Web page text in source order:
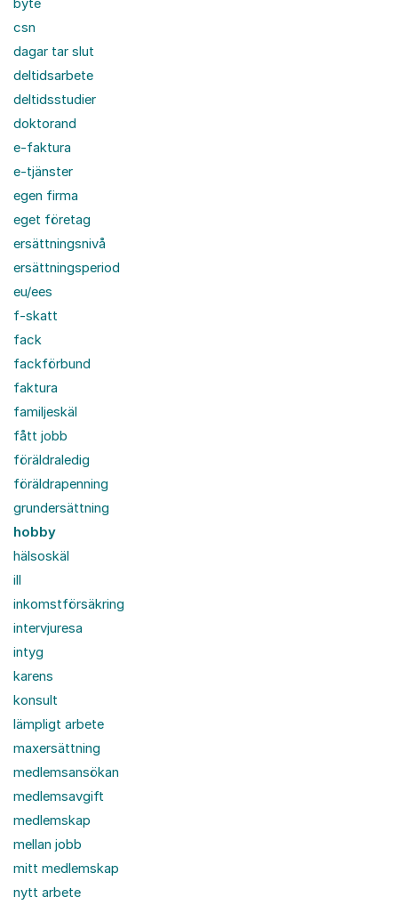
byte
csn
dagar tar slut
deltidsarbete
deltidsstudier
doktorand
e-faktura
e-tjänster
egen firma
eget företag
ersättningsnivå
ersättningsperiod
eu/ees
f-skatt
fack
fackförbund
faktura
familjeskäl
fått jobb
föräldraledig
föräldrapenning
grundersättning
hobby
hälsoskäl
ill
inkomstförsäkring
intervjuresa
intyg
karens
konsult
lämpligt arbete
maxersättning
medlemsansökan
medlemsavgift
medlemskap
mellan jobb
mitt medlemskap
nytt arbete